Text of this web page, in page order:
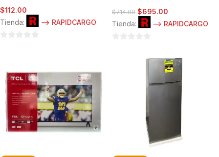
$112.00
Tienda:
--> RAPIDCARGO
$714.00 $695.00
Tienda:
--> RAPIDCARGO